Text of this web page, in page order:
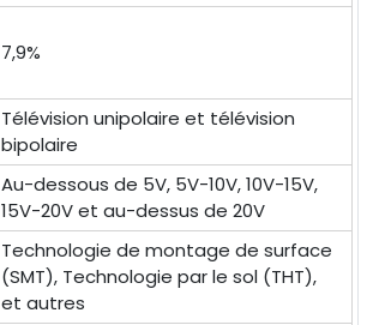
7,9%
Télévision unipolaire et télévision
bipolaire
Au-dessous de 5V, 5V-10V, 10V-15V,
15V-20V et au-dessus de 20V
Technologie de montage de surface
(SMT), Technologie par le sol (THT),
et autres